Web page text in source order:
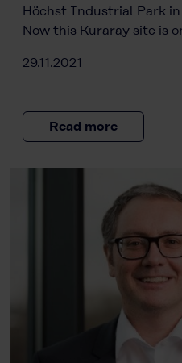
Höchst Industrial Park
Now this Kuraray site is
29.11.2021
Read more